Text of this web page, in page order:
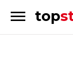
Skip
to
Skip
to
top